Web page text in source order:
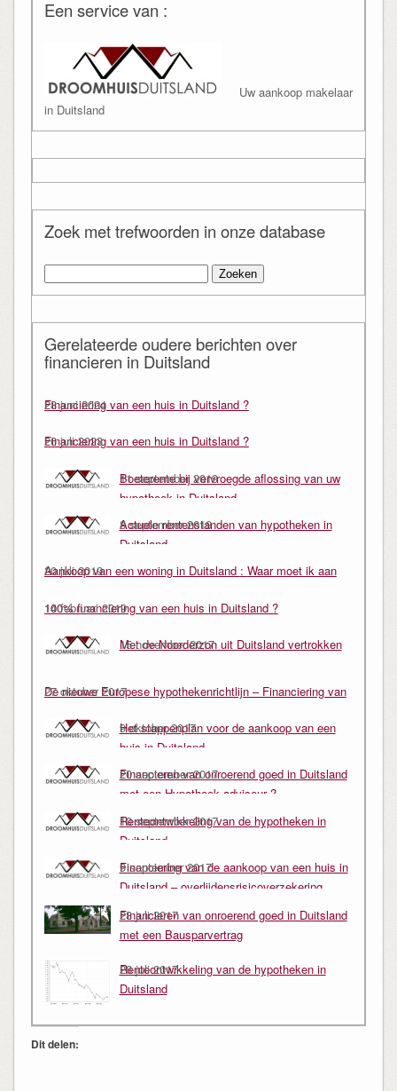
Een service van :
Uw aankoop makelaar
in Duitsland
Zoek met trefwoorden in onze database
naar:
Gerelateerde oudere berichten over
financieren in Duitsland
Financiering van een huis in Duitsland ?
28 juni 2024
Financiering van een huis in Duitsland ?
26 juli 2023
Boeterente bij vervroegde aflossing van uw
hypotheek in Duitsland
11 september 2019
Actuele rentenstanden van hypotheken in
Duitsland
8 september 2019
Aankoop van een woning in Duitsland : Waar moet ik aan
20 juli 2019
100% financiering van een huis in Duitsland ?
14 februari 2019
Met de Noorderzon uit Duitsland vertrokken
15 november 2017
De nieuwe Europese hypothekenrichtlijn – Financiering van
27 oktober 2017
Het stappenplan voor de aankoop van een
huis in Duitsland
9 oktober 2017
Financieren van onroerend goed in Duitsland
met een Hypotheek adviseur ?
20 september 2017
Renteontwikkeling van de hypotheken in
Duitsland
10 september 2017
Financiering van de aankoop van een huis in
Duitsland – overlijdensrisicoverzekering
koppelen aan je hypotheek
9 september 2017
Financieren van onroerend goed in Duitsland
met een Bausparvertrag
28 juli 2017
Renteontwikkeling van de hypotheken in
Duitsland
26 juli 2017
Dit delen: